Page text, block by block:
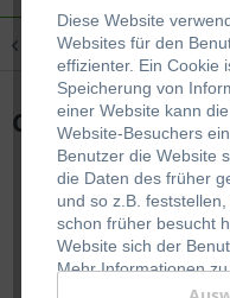
Diese Website
Websites für den
effizienter. Ein Cookie
Speicherung von
einer Website kann
Website-Besuchers
Benutzer die Website
die Daten des früher
und so z.B.
schon früher besucht
Website sich der
Mehr Informationen
Übersicht Notvorrat
Chicken Curry